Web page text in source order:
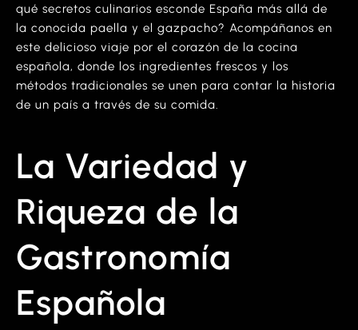
qué secretos culinarios esconde España más allá de
la conocida paella y el gazpacho? Acompáñanos en
este delicioso viaje por el corazón de la cocina
española, donde los ingredientes frescos y los
métodos tradicionales se unen para contar la historia
de un país a través de su comida.
La Variedad y
Riqueza de la
Gastronomía
Española